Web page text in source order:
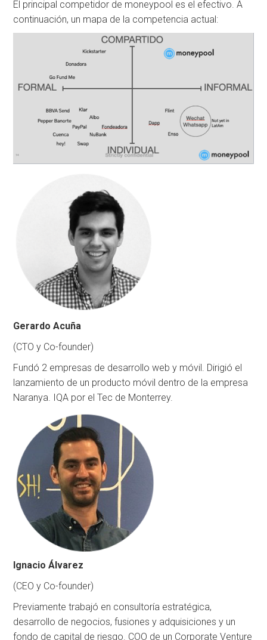
El principal competidor de moneypool es el efectivo. A
continuación, un mapa de la competencia actual:
Gerardo Acuña
(CTO y Co-founder)
Fundó 2 empresas de desarrollo web y móvil. Dirigió el
lanzamiento de un producto móvil dentro de la empresa
Naranya. IQA por el Tec de Monterrey.
Ignacio Álvarez
(CEO y Co-founder)
Previamente trabajó en consultoría estratégica,
desarrollo de negocios, fusiones y adquisiciones y un
fondo de capital de riesgo. COO de un Corporate Venture